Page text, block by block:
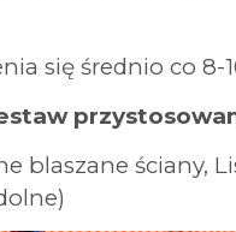
się średnio co 8-
blaszane ściany,